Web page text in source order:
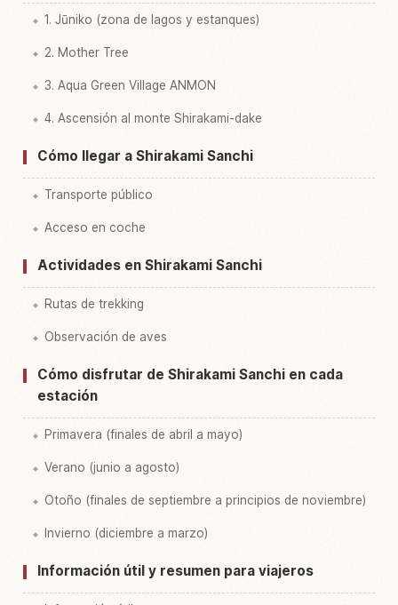
1. Jūniko (zona de lagos y estanques)
2. Mother Tree
3. Aqua Green Village ANMON
4. Ascensión al monte Shirakami-dake
Cómo llegar a Shirakami Sanchi
Transporte público
Acceso en coche
Actividades en Shirakami Sanchi
Rutas de trekking
Observación de aves
Cómo disfrutar de Shirakami Sanchi en cada
estación
Primavera (finales de abril a mayo)
Verano (junio a agosto)
Otoño (finales de septiembre a principios de noviembre)
Invierno (diciembre a marzo)
Información útil y resumen para viajeros